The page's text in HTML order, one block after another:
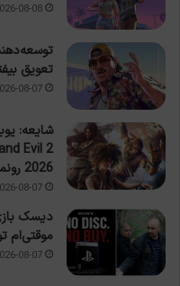
08-08
تعویق
08-07
2026 رونمایی کند
08-07
دیسک
موقتی‌ام
08-07